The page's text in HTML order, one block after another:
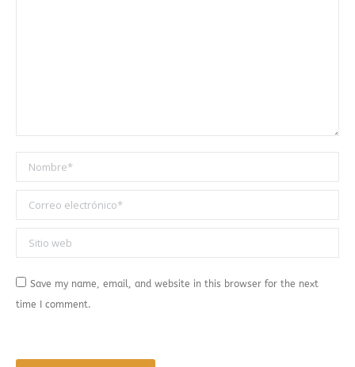
Nombre *
Correo electrónico *
Sitio web
Save my name, email, and website in this browser for the next
time I comment.